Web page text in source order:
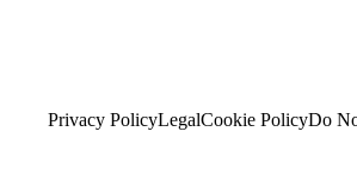
Privacy PolicyLegalCookie PolicyDo